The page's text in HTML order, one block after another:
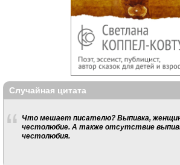
Случайная цитата
Что мешает писателю? Выпивка,
честолюбие. А также отсутствие
честолюбия.